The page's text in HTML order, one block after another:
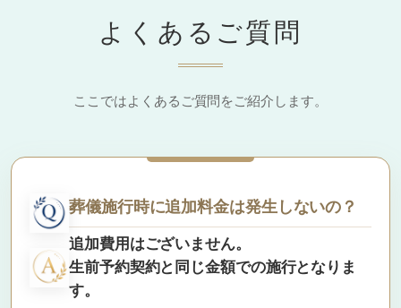
よくあるご質問
ここではよくあるご質問をご紹介します。
葬儀施行時に追加料金は発生しないの？
追加費用はございません。
生前予約契約と同じ金額での施行となりま
す。